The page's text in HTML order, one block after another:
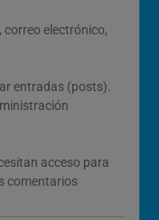
correo electrónico,
entradas (posts).
acceso para
comentarios